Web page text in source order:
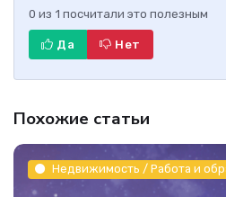
0 из 1 посчитали это полезным
Да Нет
Похожие статьи
Недвижимость / Работа и